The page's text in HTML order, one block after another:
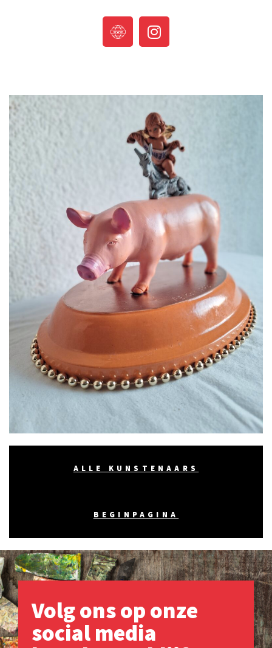
ALLE KUNSTENAARS
BEGINPAGINA
Volg ons op onze
social media